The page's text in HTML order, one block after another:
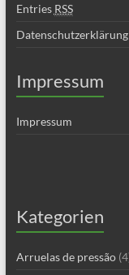
Entries RSS
Datenschutzerklärung
Impressum
Impressum
Kategorien
Arruelas de pressão